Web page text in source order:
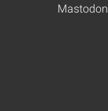
Mastodon